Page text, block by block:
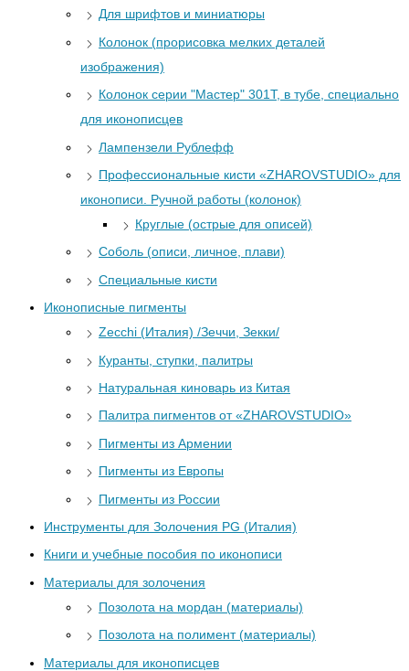
Для шрифтов и миниатюры
Колонок (прорисовка мелких деталей
изображения)
Колонок серии "Мастер" 301Т, в тубе, специально
для иконописцев
Лампензели Рублефф
Профессиональные кисти «ZHAROVSTUDIO» для
иконописи. Ручной работы (колонок)
Круглые (острые для описей)
Соболь (описи, личное, плави)
Специальные кисти
Иконописные пигменты
Zecchi (Италия) /Зеччи, Зекки/
Куранты, ступки, палитры
Натуральная киноварь из Китая
Палитра пигментов от «ZHAROVSTUDIO»
Пигменты из Армении
Пигменты из Европы
Пигменты из России
Инструменты для Золочения PG (Италия)
Книги и учебные пособия по иконописи
Материалы для золочения
Позолота на мордан (материалы)
Позолота на полимент (материалы)
Материалы для иконописцев